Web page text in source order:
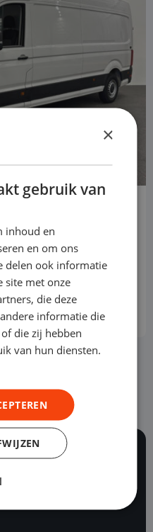
2023
Asten
€ 410 p/m
dag en nacht
×
gebruik van
inhoud en
en om ons
delen ook informatie
site met onze
die deze
informatie die
die zij hebben
van hun diensten.